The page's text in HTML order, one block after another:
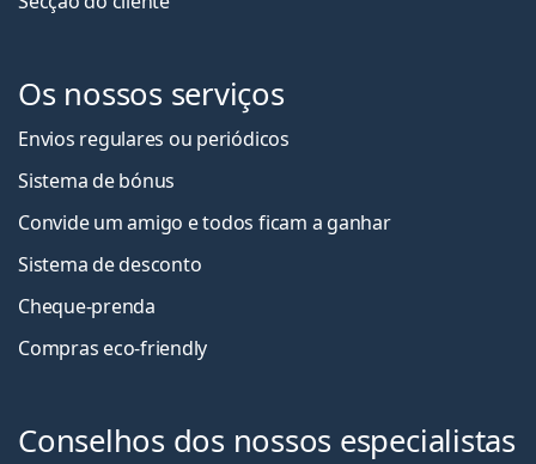
Os nossos serviços
Envios regulares ou periódicos
Sistema de bónus
Convide um amigo e todos ficam a ganhar
Sistema de desconto
Cheque-prenda
Compras eco-friendly
Conselhos dos nossos especialistas